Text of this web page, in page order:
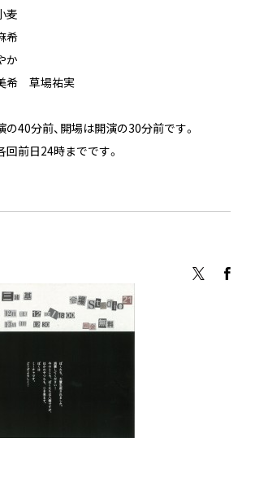
草場祐実
40分前、開場は開演の30分前です。
前日24時までです。